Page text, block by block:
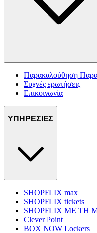
Παρακολούθηση
Συχνές ερωτήσεις
Επικοινωνία
ΥΠΗΡΕΣΙΕΣ
SHOPFLIX max
SHOPFLIX tickets
SHOPFLIX ΜΕ ΤΗ
Clever Point
BOX NOW Lockers